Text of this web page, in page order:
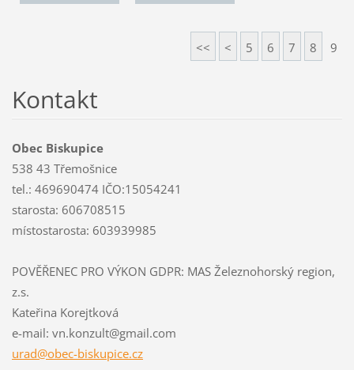
<< < 5 6 7 8 9
Kontakt
Obec Biskupice
538 43 Třemošnice
tel.: 469690474 IČO:15054241
starosta: 606708515
místostarosta: 603939985
POVĚŘENEC PRO VÝKON GDPR: MAS Železnohorský region,
z.s.
Kateřina Korejtková
e-mail: vn.konzult@gmail.com
urad@obec-biskupice.cz